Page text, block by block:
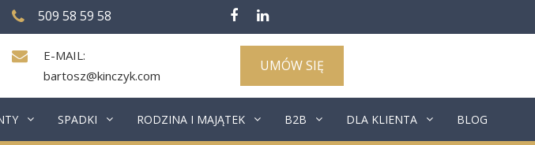
509 58 59 58
E-MAIL:
bartosz@kinczyk.com
UMÓW SIĘ
SPADKI RODZINA I MAJĄTEK B2B DLA KLIENTA BLOG